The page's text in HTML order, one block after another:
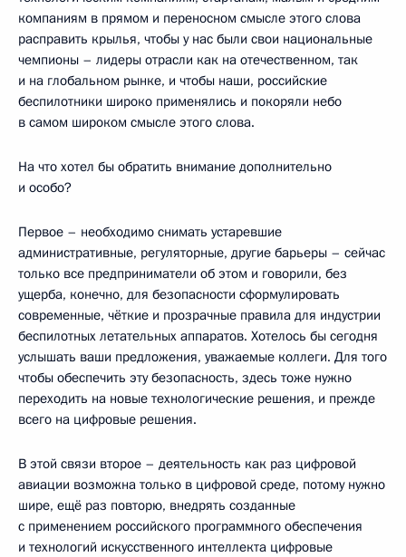
компаниям в прямом и переносном смысле этого слова
расправить крылья, чтобы у нас были свои национальные
чемпионы – лидеры отрасли как на отечественном, так
и на глобальном рынке, и чтобы наши, российские
беспилотники широко применялись и покоряли небо
в самом широком смысле этого слова.
На что хотел бы обратить внимание дополнительно
и особо?
Первое – необходимо снимать устаревшие
административные, регуляторные, другие барьеры – сейчас
только все предприниматели об этом и говорили, без
ущерба, конечно, для безопасности сформулировать
современные, чёткие и прозрачные правила для индустрии
беспилотных летательных аппаратов. Хотелось бы сегодня
услышать ваши предложения, уважаемые коллеги. Для того
чтобы обеспечить эту безопасность, здесь тоже нужно
переходить на новые технологические решения, и прежде
всего на цифровые решения.
В этой связи второе – деятельность как раз цифровой
авиации возможна только в цифровой среде, потому нужно
шире, ещё раз повторю, внедрять созданные
с применением российского программного обеспечения
и технологий искусственного интеллекта цифровые